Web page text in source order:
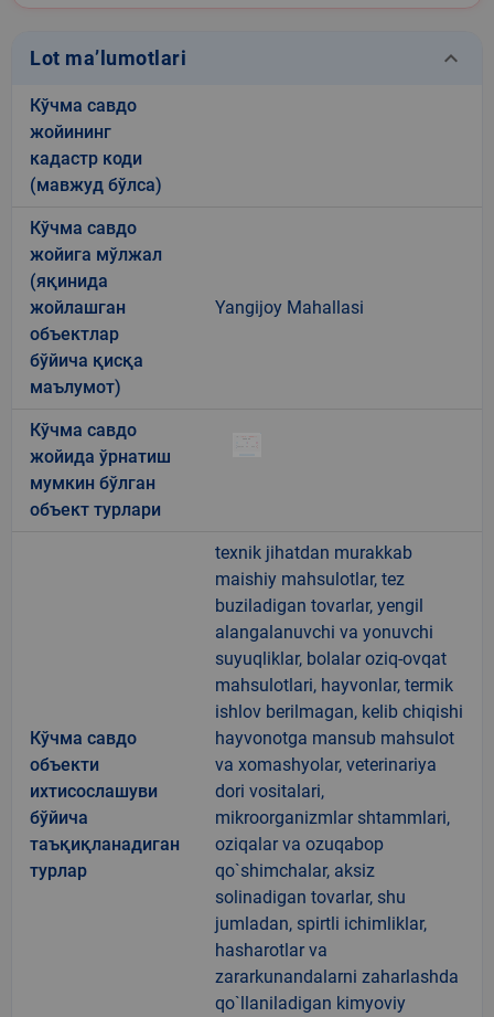
Lot ma’lumotlari keyboard_arrow_down
Кўчма савдо
жойининг
кадастр коди
(мавжуд бўлса)
Кўчма савдо
жойига мўлжал
(яқинида
жойлашган
объектлар
бўйича қисқа
маълумот)
Yangijoy Mahallasi
Кўчма савдо
жойида ўрнатиш
мумкин бўлган
объект турлари
Кўчма савдо
объекти
ихтисослашуви
бўйича
таъқиқланадиган
турлар
texnik jihatdan murakkab
maishiy mahsulotlar, tez
buziladigan tovarlar, yengil
alangalanuvchi va yonuvchi
suyuqliklar, bolalar oziq-ovqat
mahsulotlari, hayvonlar, termik
ishlov berilmagan, kelib chiqishi
hayvonotga mansub mahsulot
va xomashyolar, veterinariya
dori vositalari,
mikroorganizmlar shtammlari,
oziqalar va ozuqabop
qo`shimchalar, aksiz
solinadigan tovarlar, shu
jumladan, spirtli ichimliklar,
hasharotlar va
zararkunandalarni zaharlashda
qo`llaniladigan kimyoviy